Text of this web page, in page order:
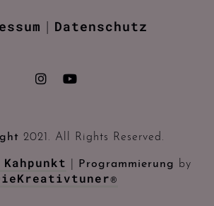
Datenschutz
2021. All Rights Reserved.
Kahpunkt Programmierung by